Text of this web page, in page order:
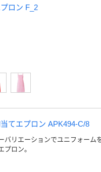
ロン F_2
てエプロン APK494-C/8
バリエーションでユニフォーム
プロン。